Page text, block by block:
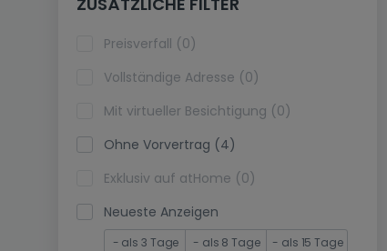
immobilienleibrente (0)
Ferienimmobilien (0)
Preisverfall (0)
Vollständige Adresse (0)
Mit virtueller Besichtigung (0)
Ohne Vorvertrag (4)
Exklusiv auf atHome (0)
Neueste Anzeigen
- als 3 Tage - als 8 Tage - als 15 Tage